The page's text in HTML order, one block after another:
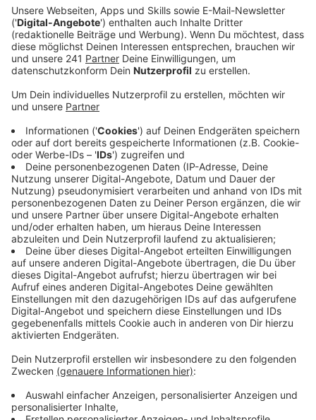
wichtigsten Veränderungen.
Veröffentlicht:Dienstag, 26.08.2025 12:12
Anzeige
weniger verpflichtende Treffen für die Fraktionen
vorgeschrieben. Auch das Geld für kleinere Projekte in
den Stadtteilen wird gekürzt. Außerdem soll es
künftig weniger ehrenamtliche Bürgermeister geben –
mit diesen Maßnahmen wollen Stadt und Rat nun bei
sich selbst sparen. Einige Zahlungen an Ratsmitglieder,
die für ihren Aufwand bezahlt werden, werden
ebenfalls gestrichen oder verringert. Die Ausschüsse,
also die Arbeitsgruppen im Rat, werden kleiner. Ob der
Rat insgesamt weniger Mitglieder haben soll,
entscheidet der dann neue Rat aber erst 2028.
Anzeige
Weitere Meldungen aus Leverkusen
Anzeige